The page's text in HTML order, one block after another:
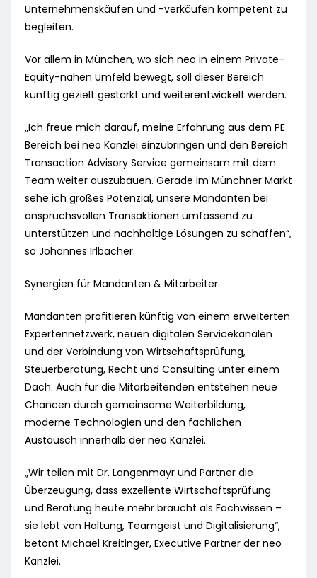
Unternehmenskäufen und -verkäufen kompetent zu
begleiten.
Vor allem in München, wo sich neo in einem Private-
Equity-nahen Umfeld bewegt, soll dieser Bereich
künftig gezielt gestärkt und weiterentwickelt werden.
„Ich freue mich darauf, meine Erfahrung aus dem PE
Bereich bei neo Kanzlei einzubringen und den Bereich
Transaction Advisory Service gemeinsam mit dem
Team weiter auszubauen. Gerade im Münchner Markt
sehe ich großes Potenzial, unsere Mandanten bei
anspruchsvollen Transaktionen umfassend zu
unterstützen und nachhaltige Lösungen zu schaffen“,
so Johannes Irlbacher.
Synergien für Mandanten & Mitarbeiter
Mandanten profitieren künftig von einem erweiterten
Expertennetzwerk, neuen digitalen Servicekanälen
und der Verbindung von Wirtschaftsprüfung,
Steuerberatung, Recht und Consulting unter einem
Dach. Auch für die Mitarbeitenden entstehen neue
Chancen durch gemeinsame Weiterbildung,
moderne Technologien und den fachlichen
Austausch innerhalb der neo Kanzlei.
„Wir teilen mit Dr. Langenmayr und Partner die
Überzeugung, dass exzellente Wirtschaftsprüfung
und Beratung heute mehr braucht als Fachwissen –
sie lebt von Haltung, Teamgeist und Digitalisierung“,
betont Michael Kreitinger, Executive Partner der neo
Kanzlei.